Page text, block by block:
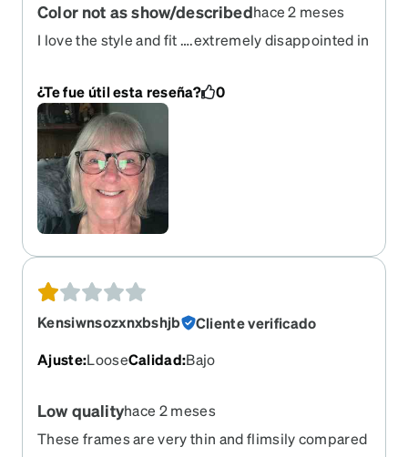
Color not as show/describedhace 2 meses
I love the style and fit ….extremely disappointed in
received are black with very very little smoky on
them
¿Te fue útil esta reseña? 0
Kensiwnsozxnxbshjb
Cliente verificado
Ajuste:LooseCalidad:Bajo
Low qualityhace 2 meses
These frames are very thin and flimsily compared